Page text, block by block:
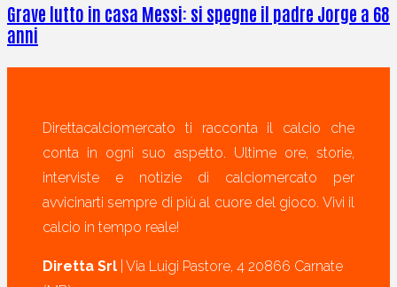
Grave lutto in casa Messi: si spegne il padre Jorge a 68
anni
Direttacalciomercato ti racconta il calcio che
conta in ogni suo aspetto. Ultime ore, storie,
interviste e notizie di calciomercato per
avvicinarti sempre di più al cuore del gioco. Vivi il
calcio in tempo reale!
Diretta Srl | Via Luigi Pastore, 4 20866 Carnate